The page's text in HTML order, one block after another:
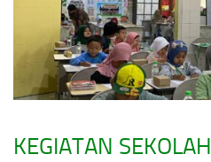
KEGIATAN SEKOLAH